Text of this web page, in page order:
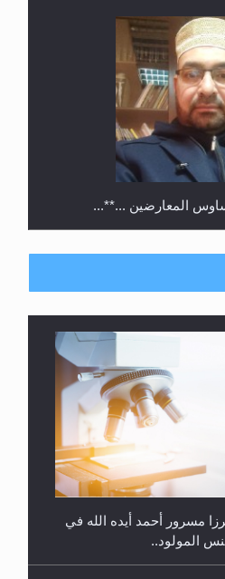
المعارضين ...**...
مسرور أحمد أيده الله في
المولود..